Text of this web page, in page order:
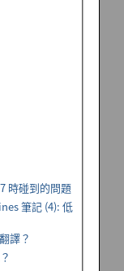
時碰到的問題
筆記 (4): 低
譯？